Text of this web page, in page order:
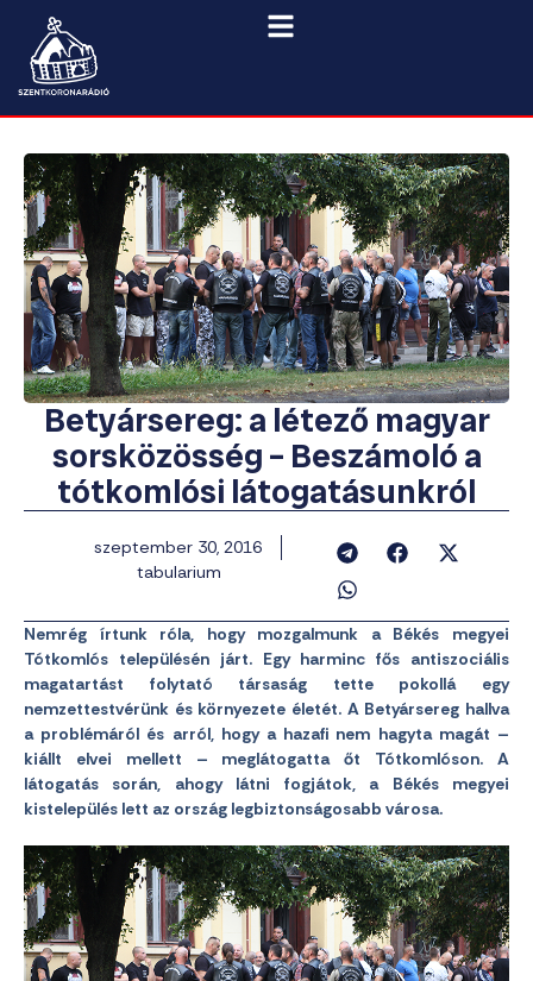
Betyársereg: a létező magyar
sorsközösség – Beszámoló a
tótkomlósi látogatásunkról
szeptember 30, 2016
tabularium
Nemrég írtunk róla, hogy mozgalmunk a Békés megyei
Tótkomlós településén járt. Egy harminc fős antiszociális
magatartást folytató társaság tette pokollá egy
nemzettestvérünk és környezete életét. A Betyársereg hallva
a problémáról és arról, hogy a hazafi nem hagyta magát –
kiállt elvei mellett – meglátogatta őt Tótkomlóson. A
látogatás során, ahogy látni fogjátok, a Békés megyei
kistelepülés lett az ország legbiztonságosabb városa.